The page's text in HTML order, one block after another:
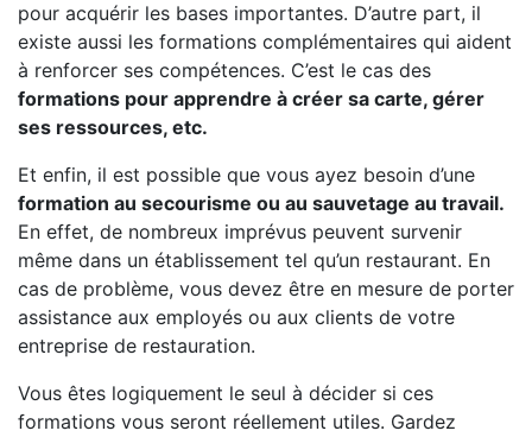
pour acquérir les bases importantes. D’autre part, il
existe aussi les formations complémentaires qui aident
à renforcer ses compétences. C’est le cas des
formations pour apprendre à créer sa carte, gérer
ses ressources, etc.
Et enfin, il est possible que vous ayez besoin d’une
formation au secourisme ou au sauvetage au travail.
En effet, de nombreux imprévus peuvent survenir
même dans un établissement tel qu’un restaurant. En
cas de problème, vous devez être en mesure de porter
assistance aux employés ou aux clients de votre
entreprise de restauration.
Vous êtes logiquement le seul à décider si ces
formations vous seront réellement utiles. Gardez